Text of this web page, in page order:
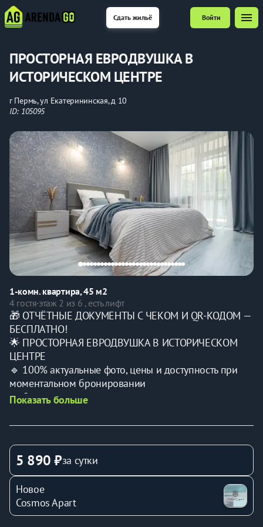
Сдать жильё Войти menu
ПРОСТОРНАЯ ЕВРОДВУШКА В
ИСТОРИЧЕСКОМ ЦЕНТРЕ
г Пермь, ул Екатерининская, д 10
ID: 105095
1-комн. квартира, 45 м2
4 гостя·этаж 2 из 6 , есть лифт
🎁 ОТЧЁТНЫЕ ДОКУМЕНТЫ С ЧЕКОМ И QR-КОДОМ —
БЕСПЛАТНО!
🌟 ПРОСТОРНАЯ ЕВРОДВУШКА В ИСТОРИЧЕСКОМ
ЦЕНТРЕ
🔹 100% актуальные фото, цены и доступность при
моментальном бронировании
🔹 Отлично подходит для командировок и семейного
📍 УДОБНОЕ РАСПОЛОЖЕНИЕ — ВСЁ РЯДОМ:
• Театр оперы и балета
• Завод Шпагина, Цирк, Сквер им. Татищева
• Краеведческий музей, Музей пермских древностей
• Петропавловский собор
• Авиационный техникум им. Швецова
• ТЦ «Разгуляй» и многое другое
Показать больше
5 890 ₽за сутки
Новое
Cosmos Apart